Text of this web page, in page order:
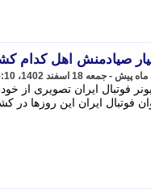
صیادمنش اهل کدام
فوتبال ایران تصویری از
فوتبال ایران این روزها در